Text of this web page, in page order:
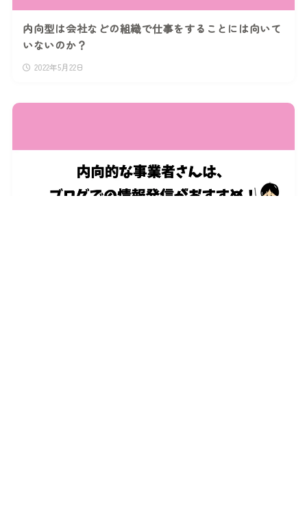
内向型は会社などの組織で仕事をすることには向いて
いないのか？
2022年5月22日